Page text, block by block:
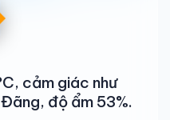
cảm giác như
độ ẩm 53%.